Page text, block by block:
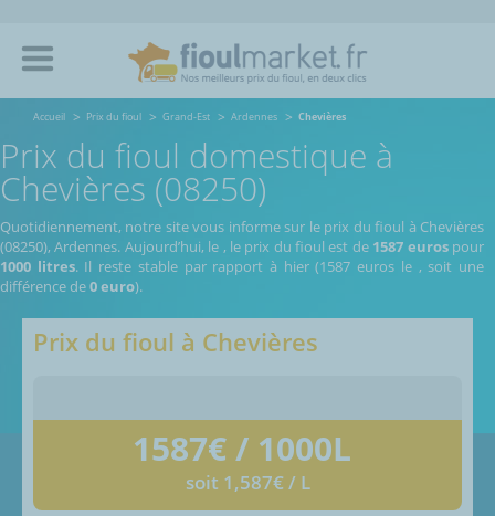
Accueil Prix du fioul Grand-Est Ardennes Chevières
Prix du fioul domestique à
Chevières (08250)
Quotidiennement, notre site vous informe sur le prix du fioul à Chevières
(08250), Ardennes. Aujourd’hui, le , le prix du fioul est de 1587 eurospour
1000 litres. Il reste stable par rapport à hier (1587 euros le , soit une
différence de0 euro).
Prix du fioul à Chevières
1587€ / 1000L
soit 1,587€ / L